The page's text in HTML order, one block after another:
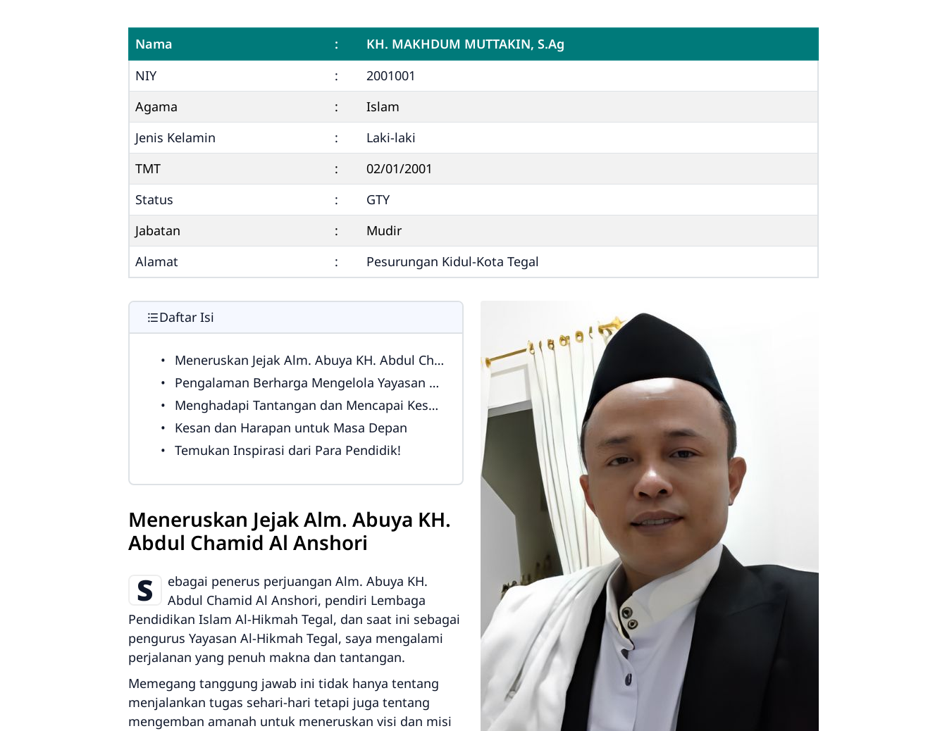
Nama :
KH. MAKHDUM MUTTAKIN, S.Ag
NIY
:
2001001
Agama
:
Islam
Jenis Kelamin
:
Laki-laki
TMT
:
02/01/2001
Status
:
GTY
Jabatan
:
Mudir
Alamat
: Pesurungan Kidul-Kota Tegal
Daftar Isi
Meneruskan Jejak Alm. Abuya KH. Abdul Chamid Al Anshori
Pengalaman Berharga Mengelola Yayasan Al-Hikmah Tegal
Menghadapi Tantangan dan Mencapai Kesuksesan
Kesan dan Harapan untuk Masa Depan
Temukan Inspirasi dari Para Pendidik!
Meneruskan Jejak Alm. Abuya KH.
Abdul Chamid Al Anshori
S
ebagai penerus perjuangan Alm. Abuya KH.
Abdul Chamid Al Anshori, pendiri Lembaga
Pendidikan Islam Al-Hikmah Tegal, dan saat ini sebagai
pengurus Yayasan Al-Hikmah Tegal, saya mengalami
perjalanan yang penuh makna dan tantangan.
Memegang tanggung jawab ini tidak hanya tentang
menjalankan tugas sehari-hari tetapi juga tentang
mengemban amanah untuk meneruskan visi dan misi